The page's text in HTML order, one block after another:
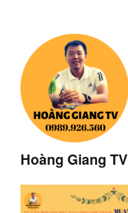
Hoàng Giang TV